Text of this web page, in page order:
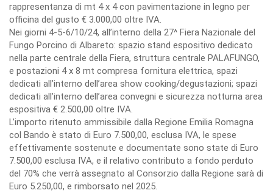
rappresentanza di mt 4 x 4 con pavimentazione in legno per
officina del gusto € 3.000,00 oltre IVA.
Nei giorni 4-5-6/10/24, all’interno della 27^ Fiera Nazionale del
Fungo Porcino di Albareto: spazio stand espositivo dedicato
nella parte centrale della Fiera, struttura centrale PALAFUNGO,
e postazioni 4 x 8 mt compresa fornitura elettrica, spazi
dedicati all’interno dell’area show cooking/degustazioni; spazi
dedicati all’interno dell’area convegni e sicurezza notturna area
espositiva € 2.500,00 oltre IVA.
L’importo ritenuto ammissibile dalla Regione Emilia Romagna
col Bando è stato di Euro 7.500,00, esclusa IVA, le spese
effettivamente sostenute e documentate sono state di Euro
7.500,00 esclusa IVA, e il relativo contributo a fondo perduto
del 70% che verrà assegnato al Consorzio dalla Regione sarà di
Euro 5.250,00, e rimborsato nel 2025.